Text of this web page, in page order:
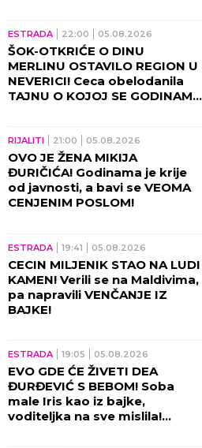
ESTRADA 22:00 05.08.2026
ŠOK-OTKRIĆE O DINU
MERLINU OSTAVILO REGION U
NEVERICI! Ceca obelodanila
TAJNU O KOJOJ SE GODINAMA
RIJALITI 21:00 05.08.2026
OVO JE ŽENA MIKIJA
ĐURIČIĆA! Godinama je krije
od javnosti, a bavi se VEOMA
CENJENIM POSLOM!
ESTRADA 19:41 05.08.2026
CECIN MILJENIK STAO NA LUDI
KAMEN! Verili se na Maldivima,
pa napravili VENČANJE IZ
BAJKE!
ESTRADA 19:05 05.08.2026
EVO GDE ĆE ŽIVETI DEA
ĐURĐEVIĆ S BEBOM! Soba
male Iris kao iz bajke,
voditeljka na sve mislila!